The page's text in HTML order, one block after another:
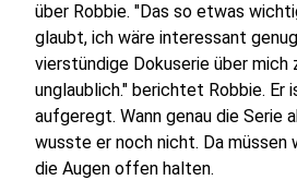
über Robbie. "Das so etwas
glaubt, ich wäre interessant
vierstündige Dokuserie über mich
unglaublich." berichtet Robbie. Er
aufgeregt. Wann genau die Serie
wusste er noch nicht. Da müssen
die Augen offen halten.